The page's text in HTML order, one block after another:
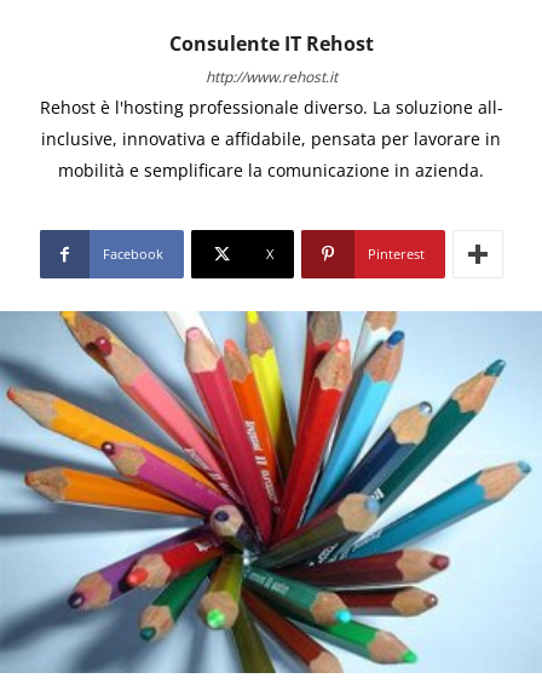
Consulente IT Rehost
http://www.rehost.it
Rehost è l'hosting professionale diverso. La soluzione all-
inclusive, innovativa e affidabile, pensata per lavorare in
mobilità e semplificare la comunicazione in azienda.
Facebook X Pinterest